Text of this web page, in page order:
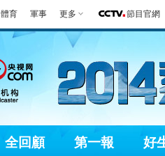
體育 軍事 更多 節目官網
全回顧 第一報 好